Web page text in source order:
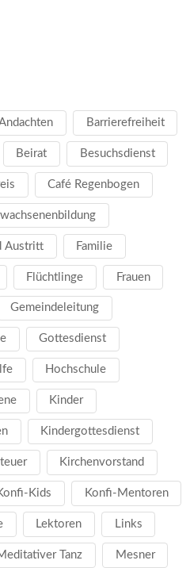
Barrierefreiheit
Beirat Besuchsdienst
Café Regenbogen
Austritt Familie
Flüchtlinge Frauen
Gemeindeleitung
Gottesdienst
Hochschule
Kinder
Kindergottesdienst
Kirchenvorstand
Kids Konfi-Mentoren
Lektoren Links
Tanz Mesner